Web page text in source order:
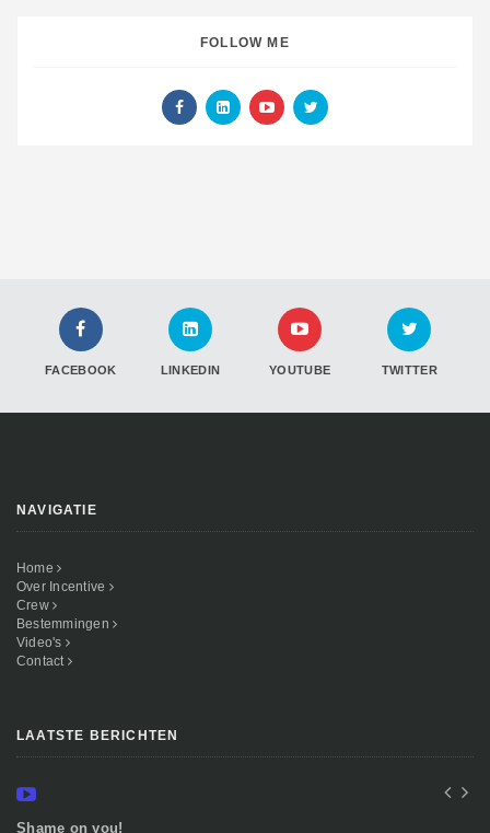
FOLLOW ME
FACEBOOK LINKEDIN YOUTUBE TWITTER
NAVIGATIE
Home
Over Incentive
Crew
Bestemmingen
Video's
Contact
LAATSTE BERICHTEN
Shame on you!